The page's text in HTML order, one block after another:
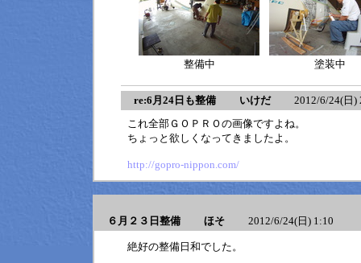
整備中 塗装中
re:6月24日も整備 いけだ2012/6/24(日)
これ全部ＧＯＰＲＯの画像ですよね。
ちょっと欲しくなってきましたよ。
http://gopro-nippon.com/
６月２３日整備 ほそ 2012/6/24(日) 1:10
絶好の整備日和でした。